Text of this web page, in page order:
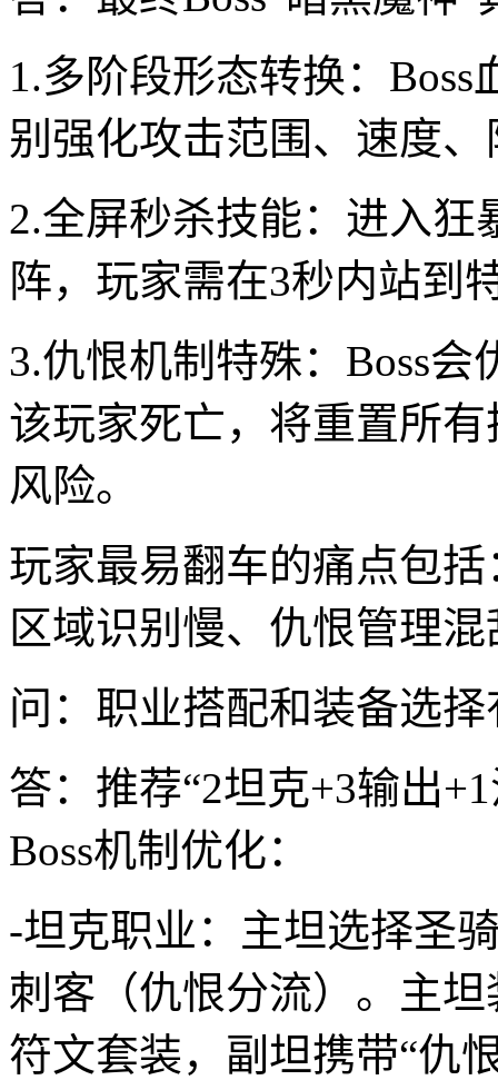
1.多阶段形态转换：
别强化攻击范围、速度
2.全屏秒杀技能：进入狂
阵，玩家需在3秒内站到
3.仇恨机制特殊：Boss
该玩家死亡，将重置所
风险。
玩家最易翻车的痛点包
区域识别慢、仇恨管理
问：职业搭配和装备选
答：推荐“2坦克+3输出
Boss机制优化：
-坦克职业：主坦选择圣
刺客（仇恨分流）。主
符文套装，副坦携带“仇